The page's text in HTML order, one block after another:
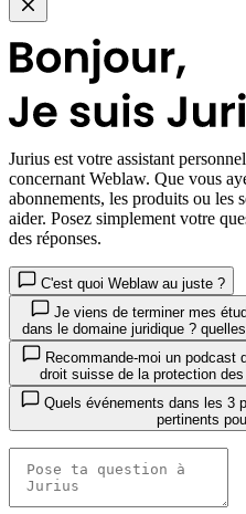
Jurius est votre assistant
concernant Weblaw. Que vous
abonnements, les produits ou les
aider. Posez simplement votre
des réponses.
C'est quoi Weblaw au juste ?
Je viens de terminer mes études et je m'intéresse à une carriére
dans le domaine juridique ?
droit suisse de la protection
Quels événements dans les 3 prochains mois sont particuliérement
pertinents